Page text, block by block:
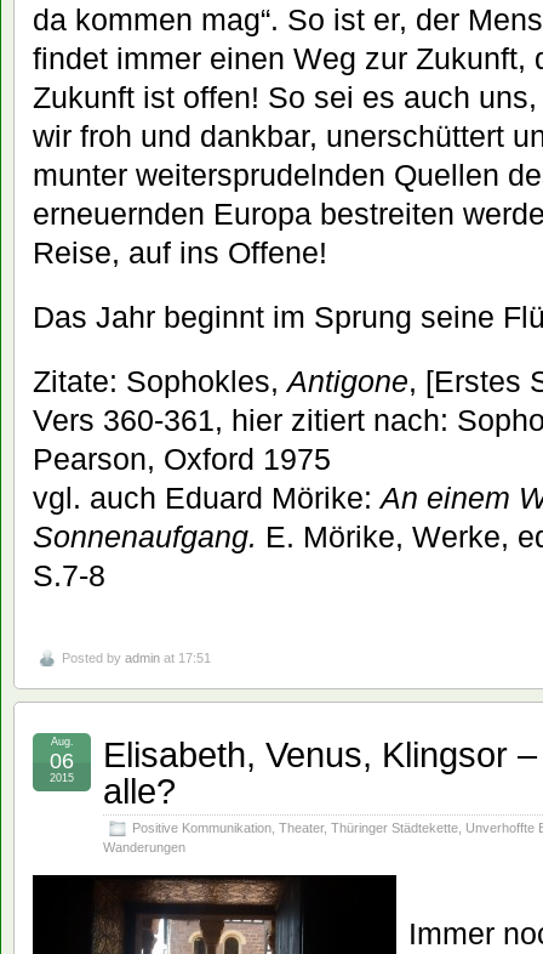
da kommen mag“. So ist er, der
findet immer einen Weg zur Zukunft,
Zukunft ist offen! So sei es auch
wir froh und dankbar, unerschüttert
munter weitersprudelnden Quellen
erneuernden Europa bestreiten
Reise, auf ins Offene!
Das Jahr beginnt im Sprung seine
Zitate: Sophokles, Antigone, [Erstes
Vers 360-361, hier zitiert nach:
Pearson, Oxford 1975
vgl. auch Eduard Mörike: An einem
Sonnenaufgang. E. Mörike, Werke,
S.7-8
Posted by admin at 17:51
Elisabeth, Venus, Klingsor
alle?
Positive Kommunikation Theater, Thüringer Städtekette
Unverhoffte
Wanderungen
Aug.
06
2015
Immer